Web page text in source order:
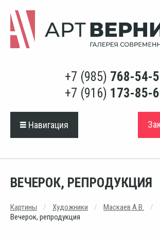
+7 (985) 768-54-
+7 (916) 173-85-
Навигация
ВЕЧЕРОК, РЕПРОДУКЦИЯ
Картины Художники
Маскаев А.В.
Вечерок, репродукция